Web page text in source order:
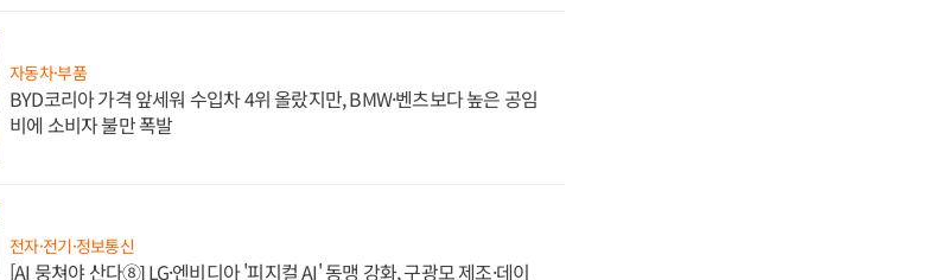
자동차·부품
BYD코리아 가격 앞세워 수입차 4위 올랐지만, BMW·벤츠보다 높은 공임
비에 소비자 불만 폭발
전자·전기·정보통신
[AI 뭉쳐야 산다⑧] LG·엔비디아 '피지컬 AI' 동맹 강화, 구광모 제조·데이